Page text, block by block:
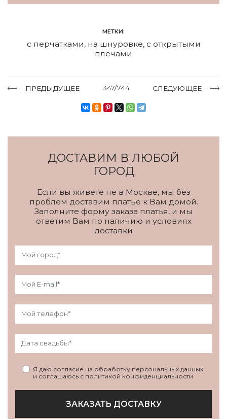
МЕТКИ:
с перчатками, на шнуровке, с открытыми
плечами
ПРЕДЫДУЩЕЕ 347/744 СЛЕДУЮЩЕЕ
ДОСТАВИМ В ЛЮБОЙ
ГОРОД
Если вы живете не в Москве, мы без
проблем доставим платье к Вам домой.
Заполните форму заказа платья, и мы
ответим Вам по наличию и условиях
доставки
Я даю согласие на обработку персональных данных
и соглашаюсь с политикой конфиденциальности
ЗАКАЗАТЬ ДОСТАВКУ